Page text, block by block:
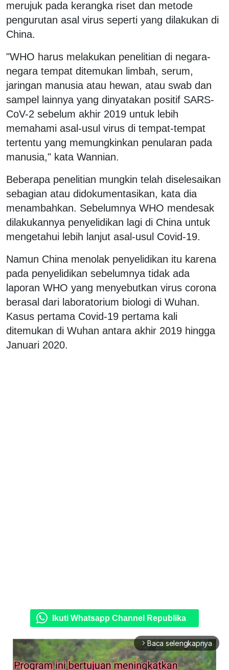
merujuk pada kerangka riset dan metode
pengurutan asal virus seperti yang dilakukan di
China.
"WHO harus melakukan penelitian di negara-
negara tempat ditemukan limbah, serum,
jaringan manusia atau hewan, atau swab dan
sampel lainnya yang dinyatakan positif SARS-
CoV-2 sebelum akhir 2019 untuk lebih
memahami asal-usul virus di tempat-tempat
tertentu yang memungkinkan penularan pada
manusia," kata Wannian.
Beberapa penelitian mungkin telah diselesaikan
sebagian atau didokumentasikan, kata dia
menambahkan. Sebelumnya WHO mendesak
dilakukannya penyelidikan lagi di China untuk
mengetahui lebih lanjut asal-usul Covid-19.
Namun China menolak penyelidikan itu karena
pada penyelidikan sebelumnya tidak ada
laporan WHO yang menyebutkan virus corona
berasal dari laboratorium biologi di Wuhan.
Kasus pertama Covid-19 pertama kali
ditemukan di Wuhan antara akhir 2019 hingga
Januari 2020.
Ikuti Whatsapp Channel Republika
arrow_forward_ios Baca selengkapnya